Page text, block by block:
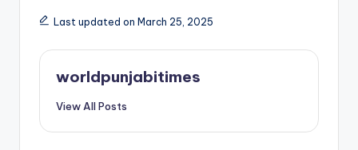
a
ts
A
p
ar
e
Last updated on March 25, 2025
worldpunjabitimes
View All Posts